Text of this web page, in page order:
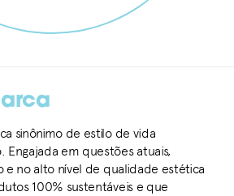
sinônimo de estilo de vida
em questões atuais,
e no alto nível de qualidade estética
100% sustentáveis e que